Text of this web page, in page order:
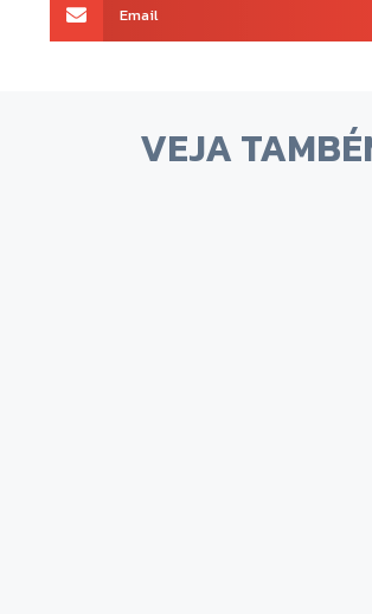
Email
VEJA